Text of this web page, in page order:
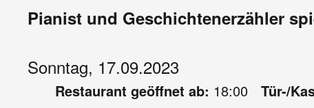
Pianist und Geschichtenerzähler
Sonntag, 17.09.2023
Restaurant geöffnet ab: 18:00 Tür-/